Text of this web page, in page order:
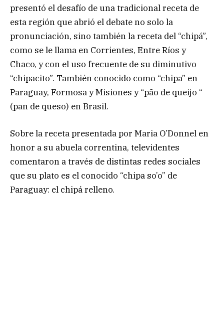
presentó el desafío de una tradicional receta de
esta región que abrió el debate no solo la
pronunciación, sino también la receta del “chipá”,
como se le llama en Corrientes, Entre Ríos y
Chaco, y con el uso frecuente de su diminutivo
“chipacito”. También conocido como “chipa” en
Paraguay, Formosa y Misiones y “pão de queijo “
(pan de queso) en Brasil.
Sobre la receta presentada por Maria O’Donnel en
honor a su abuela correntina, televidentes
comentaron a través de distintas redes sociales
que su plato es el conocido “chipa so’o” de
Paraguay: el chipá relleno.